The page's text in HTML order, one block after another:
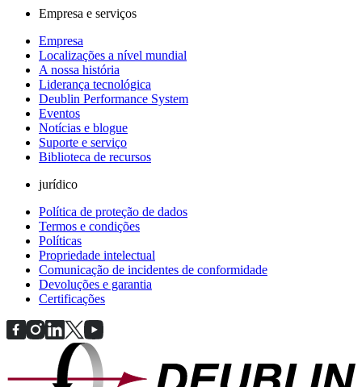
Empresa e serviços
Empresa
Localizações a nível mundial
A nossa história
Liderança tecnológica
Deublin Performance System
Eventos
Notícias e blogue
Suporte e serviço
Biblioteca de recursos
jurídico
Política de proteção de dados
Termos e condições
Políticas
Propriedade intelectual
Comunicação de incidentes de conformidade
Devoluções e garantia
Certificações